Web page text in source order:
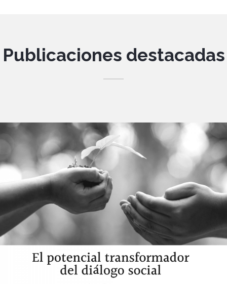
Publicaciones destacadas
El potencial transformador del diálogo
social
PUBLICACIONES